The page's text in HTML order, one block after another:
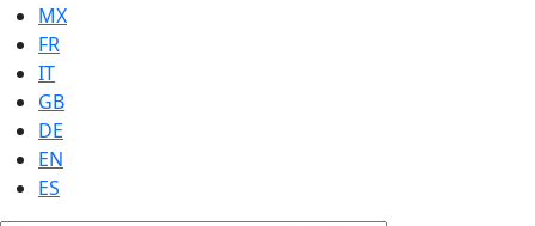
MX
FR
IT
GB
DE
EN
ES